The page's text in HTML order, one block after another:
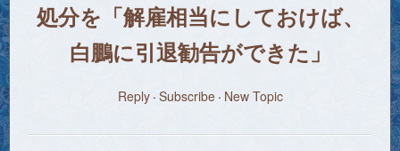
処分を「解雇相当にしておけば、
白鵬に引退勧告ができた」
Reply Subscribe New Topic